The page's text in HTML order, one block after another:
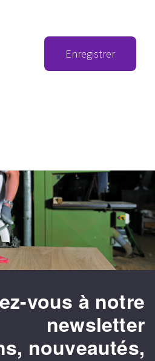
Enregistrer
vous à notre
newsletter
nouveautés,